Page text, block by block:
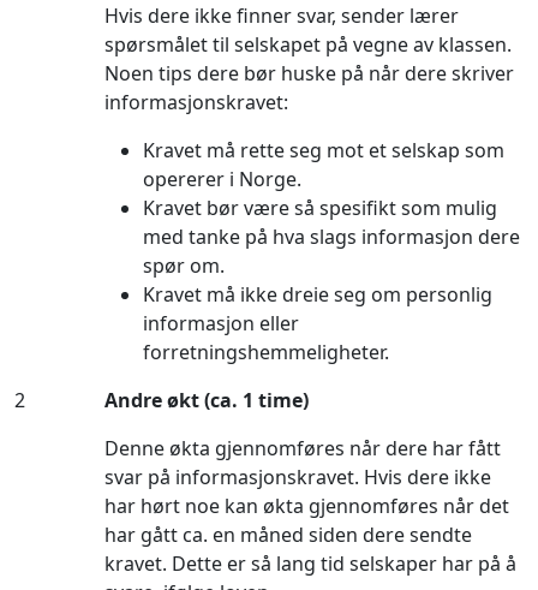
Hvis dere ikke finner svar, sender lærer
spørsmålet til selskapet på vegne av klassen.
Noen tips dere bør huske på når dere skriver
informasjonskravet:
Kravet må rette seg mot et selskap som
opererer i Norge.
Kravet bør være så spesifikt som mulig
med tanke på hva slags informasjon dere
spør om.
Kravet må ikke dreie seg om personlig
informasjon eller
forretningshemmeligheter.
2
Andre økt (ca. 1 time)
Denne økta gjennomføres når dere har fått
svar på informasjonskravet. Hvis dere ikke
har hørt noe kan økta gjennomføres når det
har gått ca. en måned siden dere sendte
kravet. Dette er så lang tid selskaper har på å